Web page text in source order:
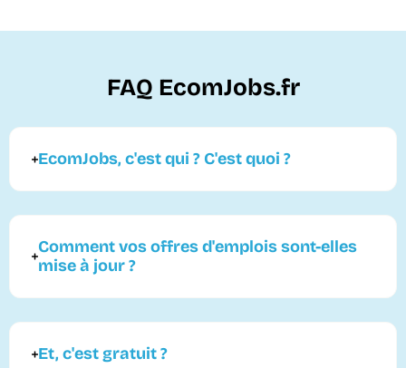
FAQ EcomJobs.fr
EcomJobs, c'est qui ? C'est quoi ?
Comment vos offres d'emplois sont-elles
mise à jour ?
Et, c'est gratuit ?